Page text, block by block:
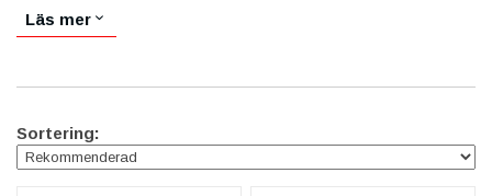
Från precisionsskärmar och tangentbordsmoduler till batterier
upplevelse. Alla våra delar är noga utvalda och testade för att
Ge din MacBook Pro den vård den förtjänar med våra pålitliga
reservdelar, och förläng dess livslängd för att fortsätta prestera
Läs mer
Sortering: